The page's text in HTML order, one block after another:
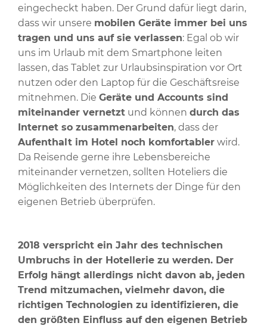
eingecheckt haben. Der Grund dafür liegt darin,
dass wir unsere mobilen Geräte immer bei uns
tragen und uns auf sie verlassen: Egal ob wir
uns im Urlaub mit dem Smartphone leiten
lassen, das Tablet zur Urlaubsinspiration vor Ort
nutzen oder den Laptop für die Geschäftsreise
mitnehmen. Die Geräte und Accounts sind
miteinander vernetzt und können durch das
Internet so zusammenarbeiten, dass der
Aufenthalt im Hotel noch komfortabler wird.
Da Reisende gerne ihre Lebensbereiche
miteinander vernetzen, sollten Hoteliers die
Möglichkeiten des Internets der Dinge für den
eigenen Betrieb überprüfen.
2018 verspricht ein Jahr des technischen
Umbruchs in der Hotellerie zu werden. Der
Erfolg hängt allerdings nicht davon ab, jeden
Trend mitzumachen, vielmehr davon, die
richtigen Technologien zu identifizieren, die
den größten Einfluss auf den eigenen Betrieb